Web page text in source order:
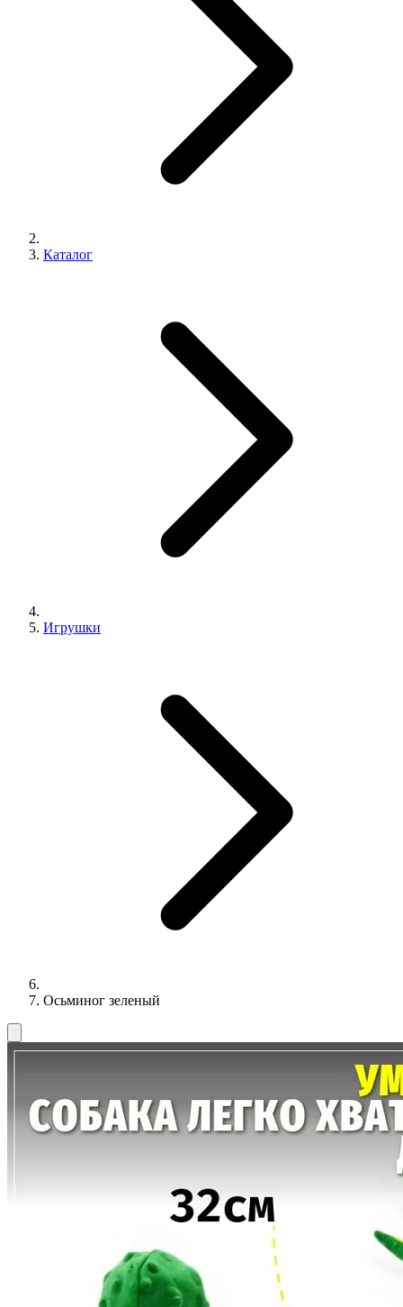
Каталог
Игрушки
Осьминог зеленый